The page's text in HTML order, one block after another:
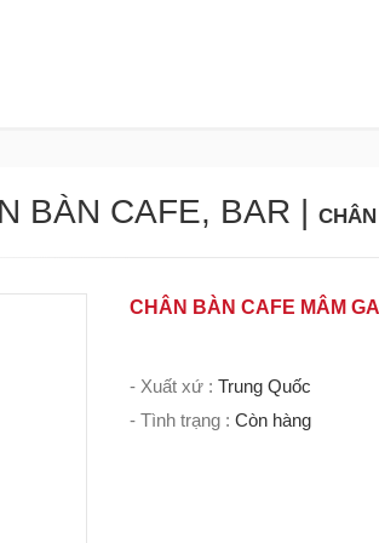
BÀN CAFE, BAR |
CHÂN BÀN CAFE MÂM
- Xuất xứ : Trung Quốc
- Tình trạng : Còn hàng